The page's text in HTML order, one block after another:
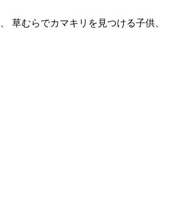
草むらでカマキリを見つける子供、